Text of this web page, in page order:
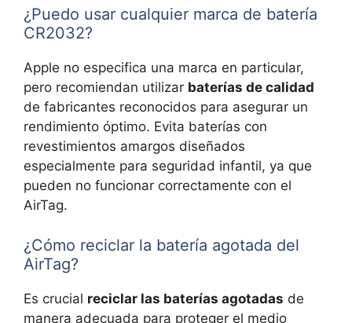
¿Puedo usar cualquier marca de batería
CR2032?
Apple no especifica una marca en particular,
pero recomiendan utilizar baterías de calidad
de fabricantes reconocidos para asegurar un
rendimiento óptimo. Evita baterías con
revestimientos amargos diseñados
especialmente para seguridad infantil, ya que
pueden no funcionar correctamente con el
AirTag.
¿Cómo reciclar la batería agotada del
AirTag?
Es crucial reciclar las baterías agotadas de
manera adecuada para proteger el medio